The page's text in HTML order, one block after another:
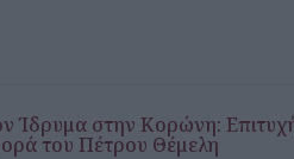
Ίδρυμα στην Κορώνη:
του Πέτρου Θέμελη